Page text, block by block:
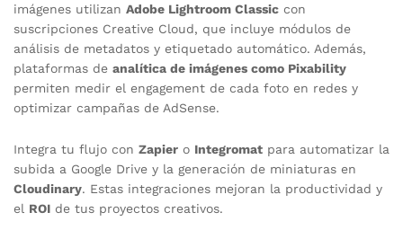
imágenes utilizan Adobe Lightroom Classic con
suscripciones Creative Cloud, que incluye módulos de
análisis de metadatos y etiquetado automático. Además,
plataformas de analítica de imágenes como Pixability
permiten medir el engagement de cada foto en redes y
optimizar campañas de AdSense.
Integra tu flujo con Zapier o Integromat para automatizar la
subida a Google Drive y la generación de miniaturas en
Cloudinary. Estas integraciones mejoran la productividad y
el ROI de tus proyectos creativos.